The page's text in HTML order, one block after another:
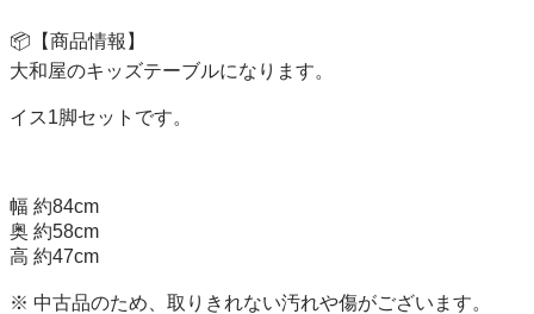
📦【商品情報】
大和屋のキッズテーブルになります。
イス1脚セットです。
幅 約84cm
奥 約58cm
高 約47cm
※ 中古品のため、取りきれない汚れや傷がございます。